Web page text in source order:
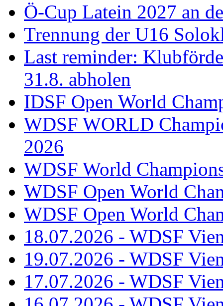
Ö-Cup Latein 2027 an
Trennung der U16
Last reminder:
31.8. abholen
IDSF Open World
WDSF WORLD
2026
WDSF World
WDSF Open World
WDSF Open World
18.07.2026 - WDSF
19.07.2026 - WDSF
17.07.2026 - WDSF